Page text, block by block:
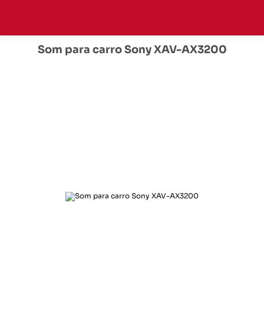
Som para carro Sony XAV-AX3200